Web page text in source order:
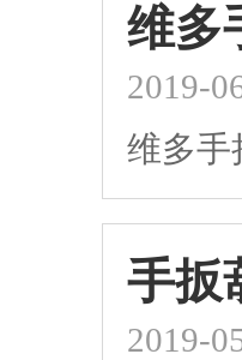
维多
2019-
维多手
手扳
2019-